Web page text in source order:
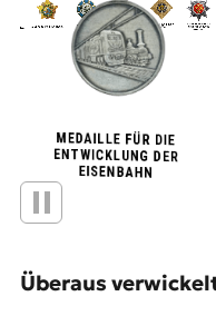
Überaus